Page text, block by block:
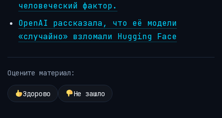
человеческий фактор.
OpenAI рассказала, что её модели
«случайно» взломали Hugging Face
Оцените материал:
Здорово Не зашло